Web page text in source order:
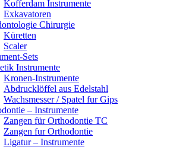
Kofferdam Instrumente
Exkavatoren
Chirurgie
Küretten
Scaler
Sets
Instrumente
Kronen-Instrumente
Abdrucklöffel aus Edelstahl
Wachsmesser / Spatel fur Gips
– Instrumente
Zangen für Orthodontie TC
Zangen fur Orthodontie
Ligatur – Instrumente